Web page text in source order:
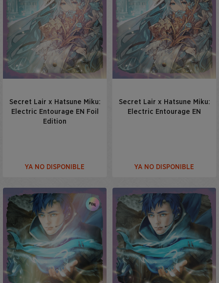
Secret Lair x Hatsune Miku:
Electric Entourage EN Foil
Edition
YA NO DISPONIBLE
Secret Lair x Hatsune Miku:
Electric Entourage EN
YA NO DISPONIBLE